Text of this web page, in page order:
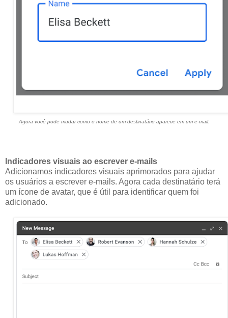
Agora você pode mudar como o nome de um destinatário aparece em um e-mail.
Indicadores visuais ao escrever e-mails
Adicionamos indicadores visuais aprimorados para ajudar
os usuários a escrever e-mails. Agora cada destinatário terá
um ícone de avatar, que é útil para identificar quem foi
adicionado.